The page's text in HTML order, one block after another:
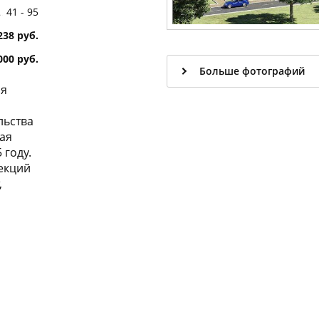
Больше фотографий
41 - 95
руб.
руб.